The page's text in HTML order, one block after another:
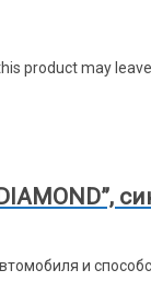
product may leave
и